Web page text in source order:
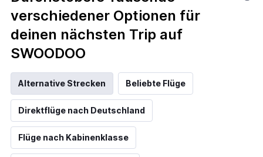
verschiedener Optionen für
deinen nächsten Trip auf
SWOODOO
Alternative Strecken Beliebte Flüge
Direktflüge nach Deutschland
Flüge nach Kabinenklasse